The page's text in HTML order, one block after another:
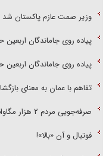
وزیر صمت عازم پاکستان شد
پیاده روی جاماندگان اربعین
پیاده روی جاماندگان اربعین
تفاهم با عمان به معنای
صرفه‌جویی مردم ۲ هزار مگاوات برق تولید کرد
فوتبال و آن «بالا»!